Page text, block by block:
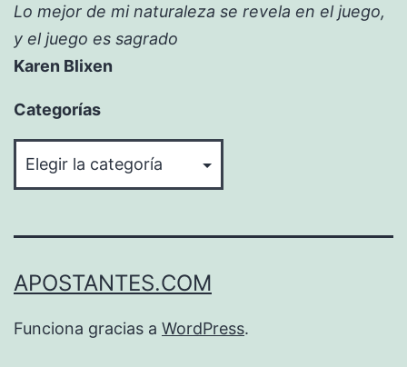
Lo mejor de mi naturaleza se revela en el juego,
y el juego es sagrado
Karen Blixen
Categorías
APOSTANTES.COM
Funciona gracias a WordPress.